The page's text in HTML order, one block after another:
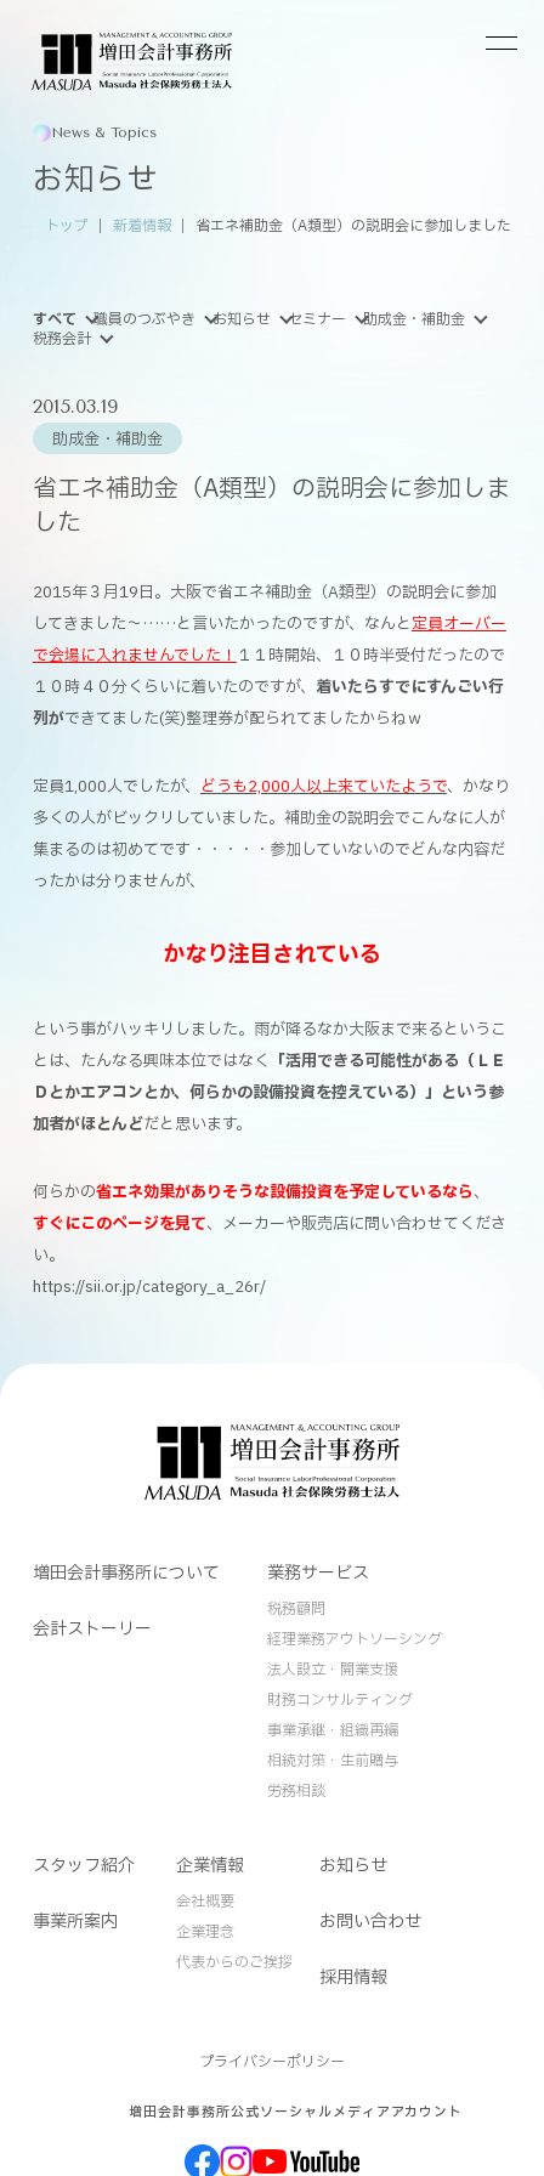
News & Topics
お知らせ
トップ 新着情報 省エネ補助金（A類型）の説明会に参加しました
すべて 職員のつぶやき お知らせ セミナー
助成金・補助金
税務会計
2015.03.19
助成金・補助金
省エネ補助金（A類型）の説明会に参加しま
した
2015年３月19日。大阪で省エネ補助金（A類型）の説明会に参加
してきました～……と言いたかったのですが、なんと定員オーバー
で会場に入れませんでした！１１時開始、１０時半受付だったので
１０時４０分くらいに着いたのですが、 着いたらすでにすんごい行
列ができてました(笑)整理券が配られてましたからねｗ
定員1,000人でしたが、 どうも2,000人以上来ていたようで、かなり
多くの人がビックリしていました。補助金の説明会でこんなに人が
集まるのは初めてです・・・・・参加していないのでどんな内容だ
ったかは分りませんが、
かなり注目されている
という事がハッキリしました。雨が降るなか大阪まで来るというこ
とは、たんなる興味本位ではなく 「活用できる可能性がある（ＬＥ
Ｄとかエアコンとか、何らかの設備投資を控えている）」という参
加者がほとんどだと思います。
何らかの省エネ効果がありそうな設備投資を予定しているなら、
すぐにこのページを見て、メーカーや販売店に問い合わせてくださ
い。
https://sii.or.jp/category_a_26r/
増田会計事務所について
会計ストーリー
業務サービス
税務顧問
経理業務アウトソーシング
法人設立・開業支援
財務コンサルティング
事業承継・組織再編
相続対策・生前贈与
労務相談
スタッフ紹介
事業所案内
企業情報
会社概要
企業理念
代表からのご挨拶
お知らせ
お問い合わせ
採用情報
プライバシーポリシー
増田会計事務所公式ソーシャルメディアアカウント